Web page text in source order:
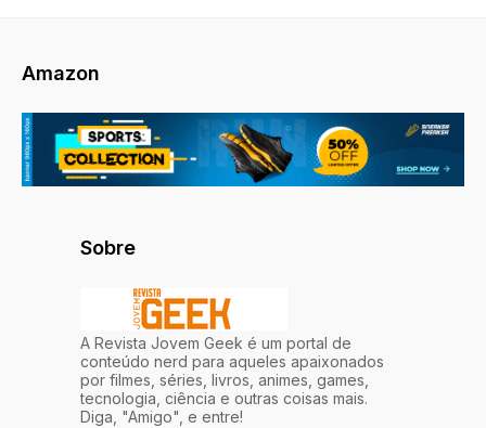
Amazon
Sobre
A Revista Jovem Geek é um portal de
conteúdo nerd para aqueles apaixonados
por filmes, séries, livros, animes, games,
tecnologia, ciência e outras coisas mais.
Diga, "Amigo", e entre!